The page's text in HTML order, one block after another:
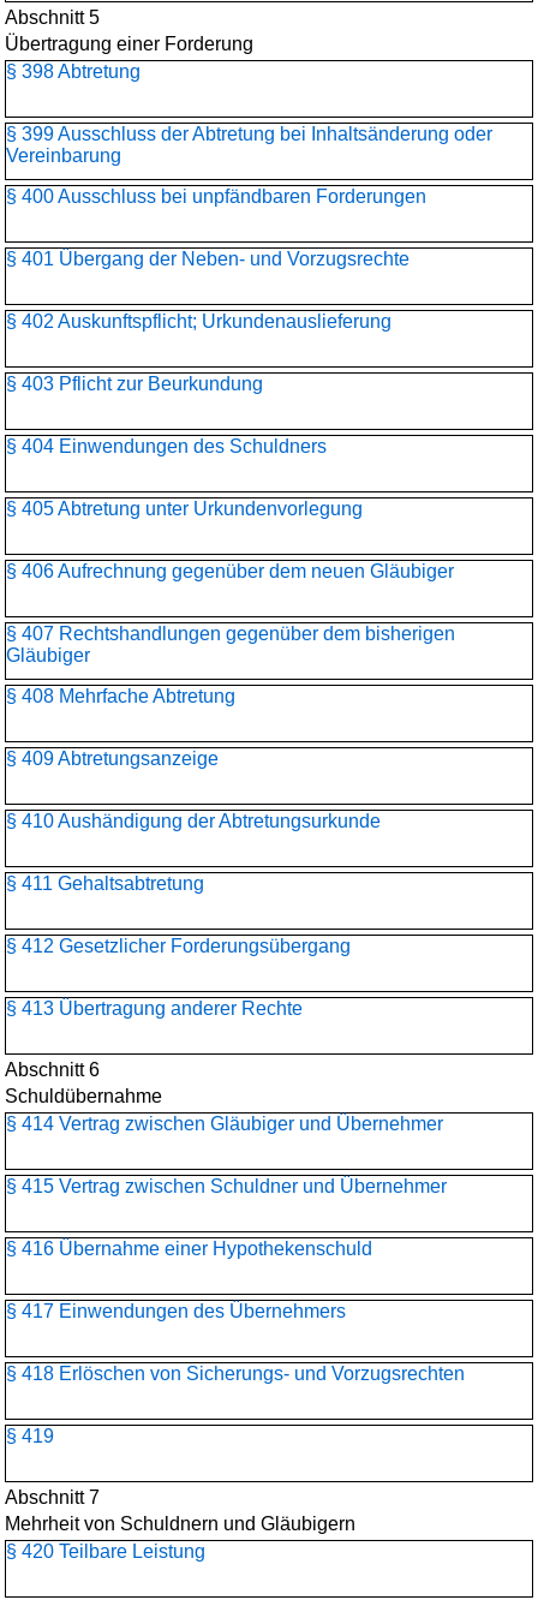
Abschnitt 5
Übertragung einer Forderung
§ 398 Abtretung
§ 399 Ausschluss der Abtretung bei Inhaltsänderung oder
Vereinbarung
§ 400 Ausschluss bei unpfändbaren Forderungen
§ 401 Übergang der Neben- und Vorzugsrechte
§ 402 Auskunftspflicht; Urkundenauslieferung
§ 403 Pflicht zur Beurkundung
§ 404 Einwendungen des Schuldners
§ 405 Abtretung unter Urkundenvorlegung
§ 406 Aufrechnung gegenüber dem neuen Gläubiger
§ 407 Rechtshandlungen gegenüber dem bisherigen
Gläubiger
§ 408 Mehrfache Abtretung
§ 409 Abtretungsanzeige
§ 410 Aushändigung der Abtretungsurkunde
§ 411 Gehaltsabtretung
§ 412 Gesetzlicher Forderungsübergang
§ 413 Übertragung anderer Rechte
Abschnitt 6
Schuldübernahme
§ 414 Vertrag zwischen Gläubiger und Übernehmer
§ 415 Vertrag zwischen Schuldner und Übernehmer
§ 416 Übernahme einer Hypothekenschuld
§ 417 Einwendungen des Übernehmers
§ 418 Erlöschen von Sicherungs- und Vorzugsrechten
§ 419
Abschnitt 7
Mehrheit von Schuldnern und Gläubigern
§ 420 Teilbare Leistung